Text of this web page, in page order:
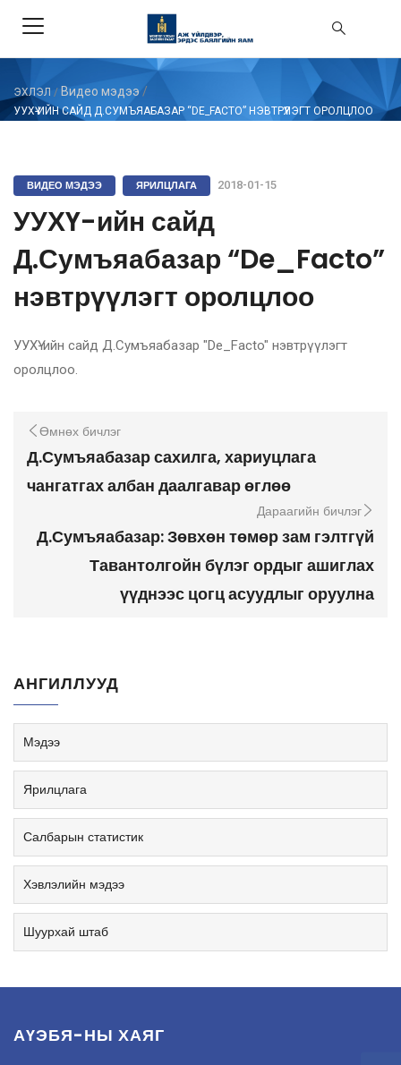
ЭХЛЭЛ / Видео мэдээ /
УУХҮ-ИЙН САЙД Д.СУМЪЯАБАЗАР “DE_FACTO” НЭВТРҮҮЛЭГТ ОРОЛЦЛОО
ВИДЕО МЭДЭЭ ЯРИЛЦЛАГА 2018-01-15
УУХҮ-ийн сайд
Д.Сумъяабазар “De_Facto”
нэвтрүүлэгт оролцлоо
УУХҮ-ийн сайд Д.Сумъяабазар "De_Facto" нэвтрүүлэгт
оролцлоо.
Өмнөх бичлэг
Д.Сумъяабазар сахилга, хариуцлага
чангатгах албан даалгавар өглөө
Дараагийн бичлэг
Д.Сумъяабазар: Зөвхөн төмөр зам гэлтгүй
Тавантолгойн бүлэг ордыг ашиглах
үүднээс цогц асуудлыг оруулна
АНГИЛЛУУД
Мэдээ
Ярилцлага
Салбарын статистик
Хэвлэлийн мэдээ
Шуурхай штаб
АҮЭБЯ-НЫ ХАЯГ